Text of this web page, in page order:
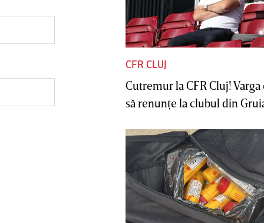
CFR CLUJ
Cutremur la CFR Cluj! Varga
să renunţe la clubul din